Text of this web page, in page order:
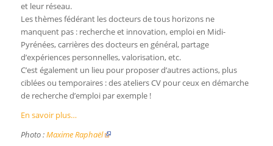
et leur réseau.
Les thèmes fédérant les docteurs de tous horizons ne
manquent pas : recherche et innovation, emploi en Midi-
Pyrénées, carrières des docteurs en général, partage
d’expériences personnelles, valorisation, etc.
C’est également un lieu pour proposer d’autres actions, plus
ciblées ou temporaires : des ateliers CV pour ceux en démarche
de recherche d’emploi par exemple !
En savoir plus…
Photo :Maxime Raphaël